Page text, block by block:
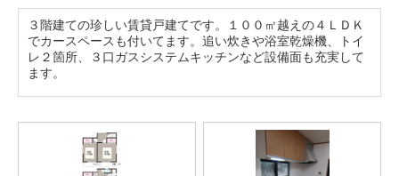
３階建ての珍しい賃貸戸建てです。１００㎡越えの４ＬＤＫ
でカースペースも付いてます。追い炊きや浴室乾燥機、トイ
レ２箇所、３口ガスシステムキッチンなど設備面も充実して
ます。